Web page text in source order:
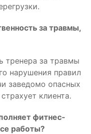
за травмы,
тренера за травмы
нарушения правил
заведомо опасных
клиента.
фитнес-
работы?